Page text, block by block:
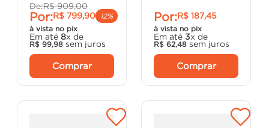
De:R$ 909,00
Por:R$ 799,90
12%
à vista no pix
Em até 8x de
R$ 99,98 sem juros
Comprar
Por:R$ 187,45
à vista no pix
Em até 3x de
R$ 62,48 sem juros
Comprar